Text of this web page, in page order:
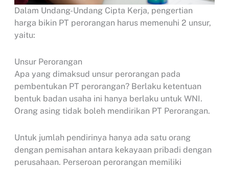
Dalam Undang-Undang Cipta Kerja, pengertian
harga bikin PT perorangan harus memenuhi 2 unsur,
yaitu:
Unsur Perorangan
Apa yang dimaksud unsur perorangan pada
pembentukan PT perorangan? Berlaku ketentuan
bentuk badan usaha ini hanya berlaku untuk WNI.
Orang asing tidak boleh mendirikan PT Perorangan.
Untuk jumlah pendirinya hanya ada satu orang
dengan pemisahan antara kekayaan pribadi dengan
perusahaan. Perseroan perorangan memiliki